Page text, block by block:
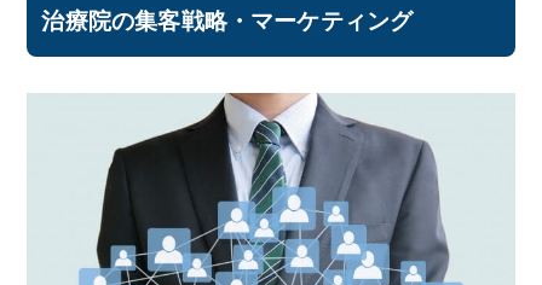
治療院の集客戦略・マーケティング